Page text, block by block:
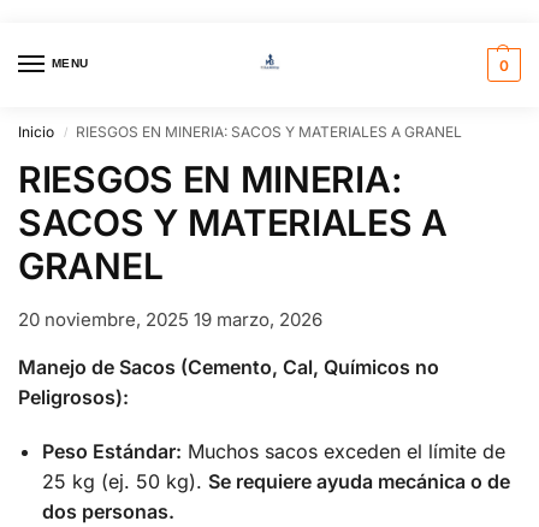
MENU 0
Inicio / RIESGOS EN MINERIA: SACOS Y MATERIALES A GRANEL
RIESGOS EN MINERIA:
SACOS Y MATERIALES A
GRANEL
20 noviembre, 2025 19 marzo, 2026
Manejo de Sacos (Cemento, Cal, Químicos no
Peligrosos):
Peso Estándar: Muchos sacos exceden el límite de
25 kg (ej. 50 kg). Se requiere ayuda mecánica o de
dos personas.